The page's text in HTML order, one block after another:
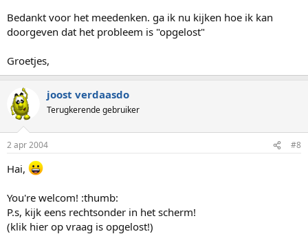
Bedankt voor het meedenken. ga ik nu kijken hoe ik kan
doorgeven dat het probleem is "opgelost"
Groetjes,
joost verdaasdo
Terugkerende gebruiker
2 apr 2004 #8
Hai,
You're welcom! :thumb:
P.s, kijk eens rechtsonder in het scherm!
(klik hier op vraag is opgelost!)